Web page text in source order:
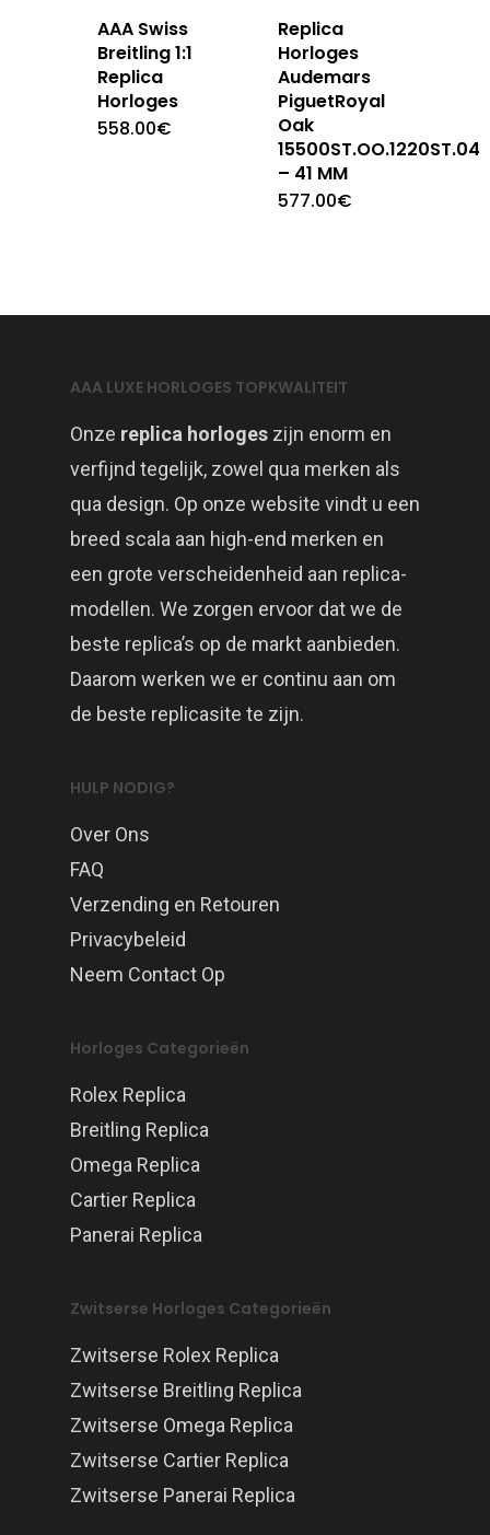
AAA Swiss
Breitling 1:1
Replica
Horloges
558.00€
Replica
Horloges
Audemars
PiguetRoyal
Oak
15500ST.OO.1220ST.04
– 41 MM
577.00€
AAA LUXE HORLOGES TOPKWALITEIT
Onze replica horloges zijn enorm en
verfijnd tegelijk, zowel qua merken als
qua design. Op onze website vindt u een
breed scala aan high-end merken en
een grote verscheidenheid aan replica-
modellen. We zorgen ervoor dat we de
beste replica’s op de markt aanbieden.
Daarom werken we er continu aan om
de beste replicasite te zijn.
HULP NODIG?
Over Ons
FAQ
Verzending en Retouren
Privacybeleid
Neem Contact Op
Horloges Categorieën
Rolex Replica
Breitling Replica
Omega Replica
Cartier Replica
Panerai Replica
Zwitserse Horloges Categorieën
Zwitserse Rolex Replica
Zwitserse Breitling Replica
Zwitserse Omega Replica
Zwitserse Cartier Replica
Zwitserse Panerai Replica